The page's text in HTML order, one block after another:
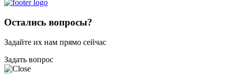
Остались вопросы?
Задайте их нам прямо сейчас
Задать вопрос